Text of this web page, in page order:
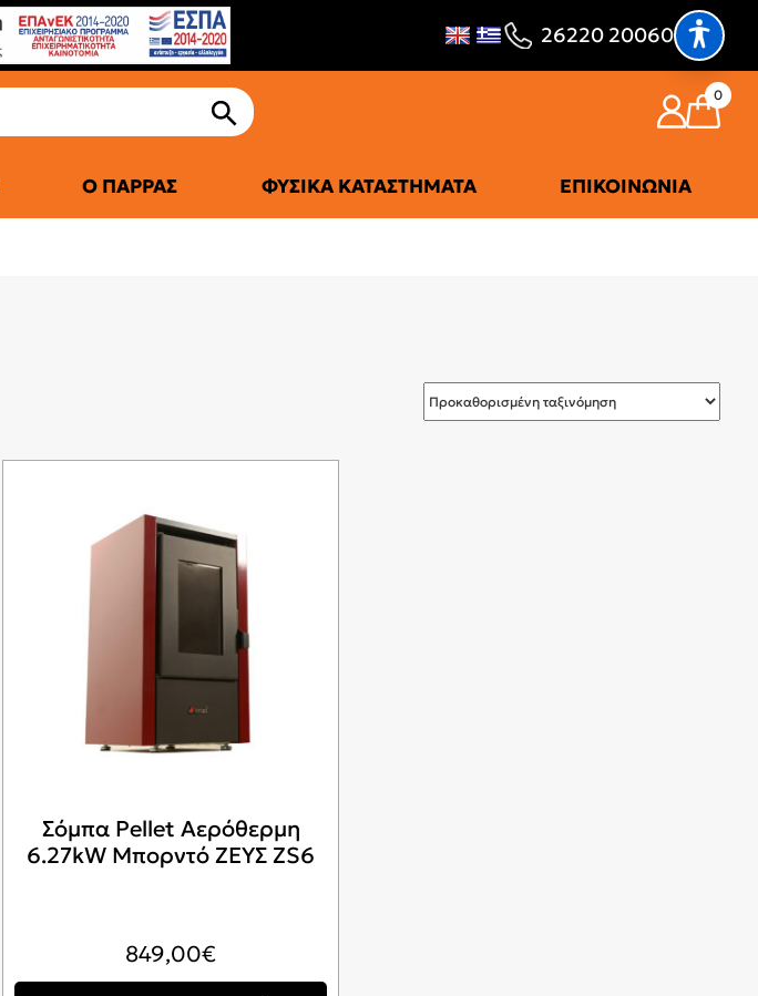
26220 20060
0
Ο ΠΑΡΡΆΣ ΦΥΣΙΚΆ ΚΑΤΑΣΤΉΜΑΤΑ ΕΠΙΚΟΙΝΩΝΊΑ
Σόμπα Pellet Αερόθερμη
6.27kW Μπορντό ΖΕΥΣ ZS6
849,00€